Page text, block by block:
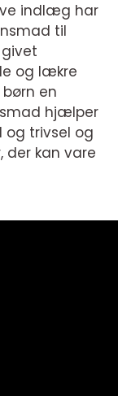
indlæg har
til
og lækre
en
hjælper
trivsel og
der kan vare